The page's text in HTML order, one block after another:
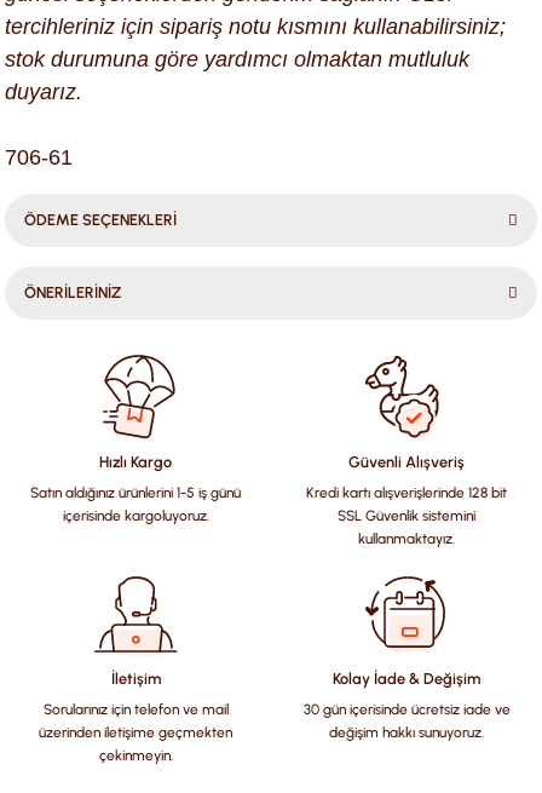
tercihleriniz için sipariş notu kısmını kullanabilirsiniz;
stok durumuna göre yardımcı olmaktan mutluluk
duyarız.
706-61
ÖDEME SEÇENEKLERİ
ÖNERİLERİNİZ
konularda yetersiz gördüğünüz noktaları öneri formunu
kullanarak tarafımıza iletebilirsiniz.
Görüş ve önerileriniz için teşekkür ederiz.
Ürün resmi kalitesiz, bozuk veya görüntülenemiyor.
Ürün açıklamasında eksik bilgiler bulunuyor.
Ürün bilgilerinde hatalar bulunuyor.
Ürün fiyatı diğer sitelerden daha pahalı.
Bu ürüne benzer farklı alternatifler olmalı.
Hızlı Kargo
Satın aldığınız ürünlerini 1-5 iş günü
içerisinde kargoluyoruz.
Güvenli Alışveriş
Kredi kartı alışverişlerinde 128 bit
SSL Güvenlik sistemini
kullanmaktayız.
İletişim
Sorularınız için telefon ve mail
üzerinden iletişime geçmekten
çekinmeyin.
Kolay İade & Değişim
30 gün içerisinde ücretsiz iade ve
değişim hakkı sunuyoruz.